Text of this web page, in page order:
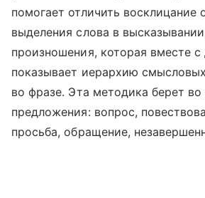
помогает отличить восклицание
выделения слова в
произношения, которая вместе
показывает иерархию
во фразе. Эта методика берет
предложения: вопрос,
просьба, обращение,